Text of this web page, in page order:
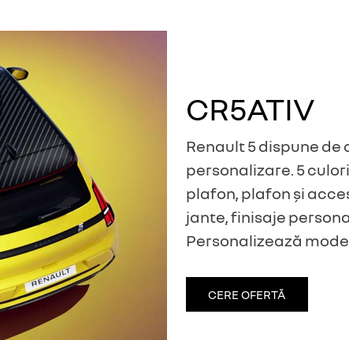
CR5ATIV
Renault 5 dispune
personalizare. 5
plafon, plafon și
jante, finisaje
Personalizează
CERE OFERTĂ